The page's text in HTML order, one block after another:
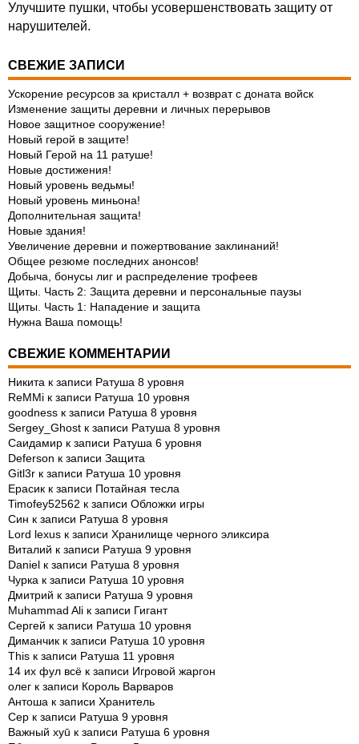
Улучшите пушки, чтобы усовершенствовать защиту от
нарушителей.
СВЕЖИЕ ЗАПИСИ
Ускорение ресурсов за кристалл + возврат с доната войск
Изменение защиты деревни и личных перерывов
Новое защитное сооружение!
Новый герой в защите!
Новый Герой на 11 ратуше!
Новые достижения!
Новый уровень ведьмы!
Новый уровень миньона!
Дополнительная защита!
Новые здания!
Увеличение деревни и пожертвование заклинаний!
Общее резюме последних анонсов!
Добыча, бонусы лиг и распределение трофеев
Щиты. Часть 2: Защита деревни и персональные паузы
Щиты. Часть 1: Нападение и защита
Нужна Ваша помощь!
СВЕЖИЕ КОММЕНТАРИИ
Никита к записи Ратуша 8 уровня
ReMMi к записи Ратуша 10 уровня
goodness к записи Ратуша 8 уровня
Sergey_Ghost к записи Ратуша 8 уровня
Саидамир к записи Ратуша 6 уровня
Deferson к записи Защита
Gitl3r к записи Ратуша 10 уровня
Ерасик к записи Потайная тесла
Timofey52562 к записи Обложки игры
Син к записи Ратуша 8 уровня
Lord lexus к записи Хранилище черного эликсира
Виталий к записи Ратуша 9 уровня
Daniel к записи Ратуша 8 уровня
Чурка к записи Ратуша 10 уровня
Дмитрий к записи Ратуша 9 уровня
Muhammad Ali к записи Гигант
Сергей к записи Ратуша 10 уровня
Диманчик к записи Ратуша 10 уровня
This к записи Ратуша 11 уровня
14 их фул всё к записи Игровой жаргон
олег к записи Король Варваров
Антоша к записи Хранитель
Сер к записи Ратуша 9 уровня
Важный xyū к записи Ратуша 6 уровня